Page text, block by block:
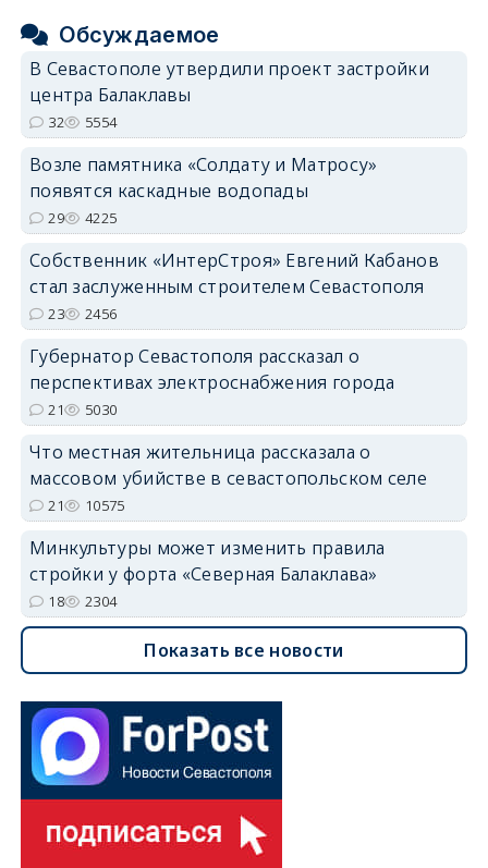
Обсуждаемое
В Севастополе утвердили проект застройки
центра Балаклавы
32 5554
Возле памятника «Солдату и Матросу»
появятся каскадные водопады
29 4225
Собственник «ИнтерСтроя» Евгений Кабанов
стал заслуженным строителем Севастополя
23 2456
Губернатор Севастополя рассказал о
перспективах электроснабжения города
21 5030
Что местная жительница рассказала о
массовом убийстве в севастопольском селе
21 10575
Минкультуры может изменить правила
стройки у форта «Северная Балаклава»
18 2304
Показать все новости